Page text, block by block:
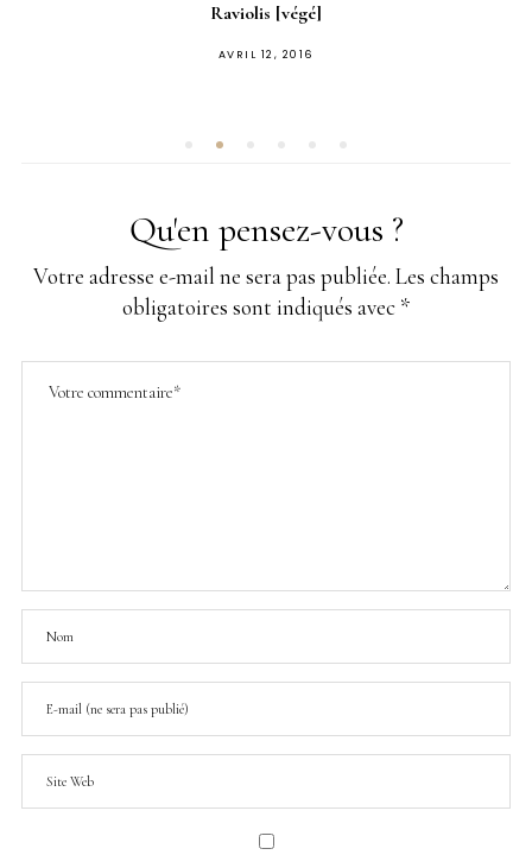
Raviolis [végé]
PUBLIÉ
AVRIL 12, 2016
Qu'en pensez-vous ?
Votre adresse e-mail ne sera pas publiée. Les champs
obligatoires sont indiqués avec *